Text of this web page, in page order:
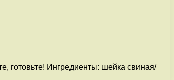
готовьте! Ингредиенты: шейка свиная/